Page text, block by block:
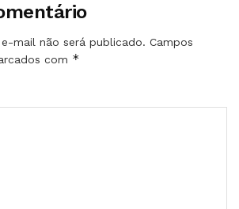
mail não será publicado. Campos
com *